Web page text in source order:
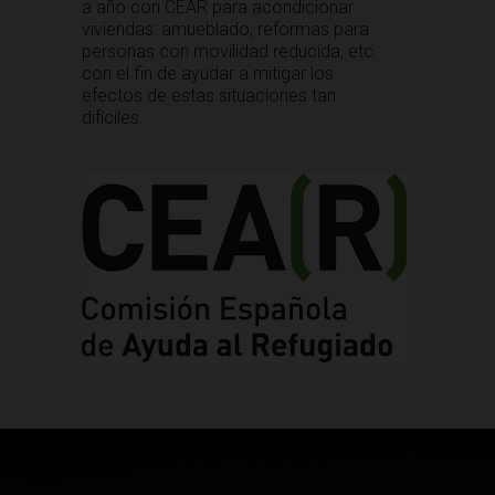
a año con CEAR para acondicionar
viviendas: amueblado, reformas para
personas con movilidad reducida, etc.
con el fin de ayudar a mitigar los
efectos de estas situaciones tan
difíciles.